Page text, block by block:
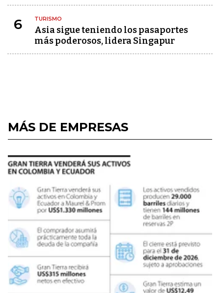
6 TURISMO
Asia sigue teniendo los pasaportes
más poderosos, lidera Singapur
MÁS DE EMPRESAS